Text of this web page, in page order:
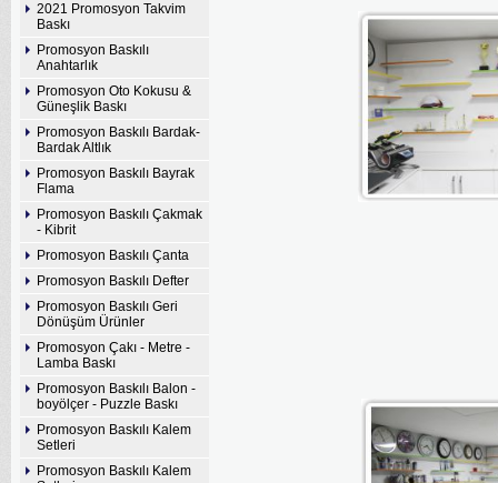
2021 Promosyon Takvim
Baskı
Promosyon Baskılı
Anahtarlık
Promosyon Oto Kokusu &
Güneşlik Baskı
Promosyon Baskılı Bardak-
Bardak Altlık
Promosyon Baskılı Bayrak
Flama
Promosyon Baskılı Çakmak
- Kibrit
Promosyon Baskılı Çanta
Promosyon Baskılı Defter
Promosyon Baskılı Geri
Dönüşüm Ürünler
Promosyon Çakı - Metre -
Lamba Baskı
Promosyon Baskılı Balon -
boyölçer - Puzzle Baskı
Promosyon Baskılı Kalem
Setleri
Promosyon Baskılı Kalem